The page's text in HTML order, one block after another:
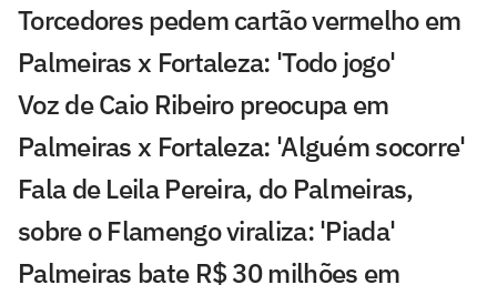
Torcedores pedem cartão vermelho em
Palmeiras x Fortaleza: 'Todo jogo'
Voz de Caio Ribeiro preocupa em
Palmeiras x Fortaleza: 'Alguém socorre'
Fala de Leila Pereira, do Palmeiras,
sobre o Flamengo viraliza: 'Piada'
Palmeiras bate R$ 30 milhões em